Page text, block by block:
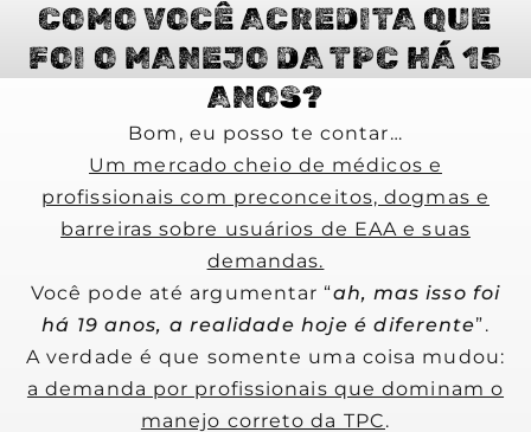
COMO VOCÊ ACREDITA QUE
FOI O MANEJO DA TPC HÁ 15
ANOS?
Bom, eu posso te contar…
Um mercado cheio de médicos e
profissionais com preconceitos, dogmas e
barreiras sobre usuários de EAA e suas
demandas.
Você pode até argumentar “ah, mas isso foi
há 19 anos, a realidade hoje é diferente”.
A verdade é que somente uma coisa mudou:
a demanda por profissionais que dominam o
manejo correto da TPC.